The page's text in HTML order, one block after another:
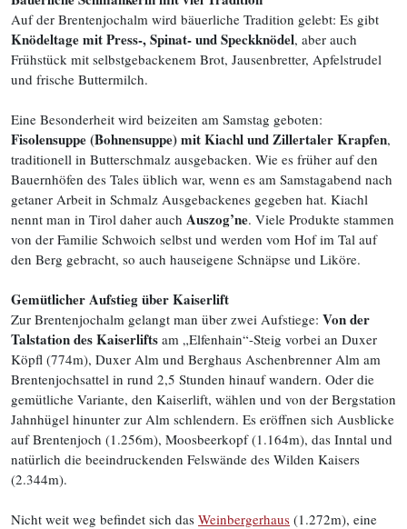
Auf der Brentenjochalm wird bäuerliche Tradition gelebt: Es gibt
Knödeltage mit Press-, Spinat- und Speckknödel, aber auch
Frühstück mit selbstgebackenem Brot, Jausenbretter, Apfelstrudel
und frische Buttermilch.
Eine Besonderheit wird beizeiten am Samstag geboten:
Fisolensuppe (Bohnensuppe) mit Kiachl und Zillertaler Krapfen,
traditionell in Butterschmalz ausgebacken. Wie es früher auf den
Bauernhöfen des Tales üblich war, wenn es am Samstagabend nach
getaner Arbeit in Schmalz Ausgebackenes gegeben hat. Kiachl
nennt man in Tirol daher auch Auszog’ne. Viele Produkte stammen
von der Familie Schwoich selbst und werden vom Hof im Tal auf
den Berg gebracht, so auch hauseigene Schnäpse und Liköre.
Gemütlicher Aufstieg über Kaiserlift
Zur Brentenjochalm gelangt man über zwei Aufstiege: Von der
Talstation des Kaiserlifts am „Elfenhain“-Steig vorbei an Duxer
Köpfl (774m), Duxer Alm und Berghaus Aschenbrenner Alm am
Brentenjochsattel in rund 2,5 Stunden hinauf wandern. Oder die
gemütliche Variante, den Kaiserlift, wählen und von der Bergstation
Jahnhügel hinunter zur Alm schlendern. Es eröffnen sich Ausblicke
auf Brentenjoch (1.256m), Moosbeerkopf (1.164m), das Inntal und
natürlich die beeindruckenden Felswände des Wilden Kaisers
(2.344m).
Nicht weit weg befindet sich das Weinbergerhaus (1.272m), eine